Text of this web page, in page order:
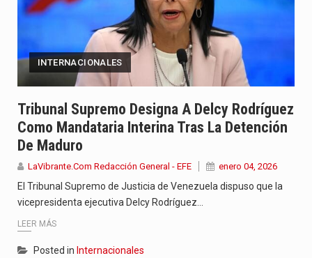
INTERNACIONALES
Tribunal Supremo Designa A Delcy Rodríguez
Como Mandataria Interina Tras La Detención
De Maduro
LaVibrante.Com Redacción General - EFE enero 04, 2026
El Tribunal Supremo de Justicia de Venezuela dispuso que la
vicepresidenta ejecutiva Delcy Rodríguez…
LEER MÁS
Posted in Internacionales